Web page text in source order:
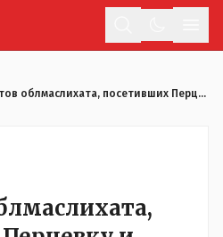
Депутатов облмаслихата, посетивших Перцевку и Качар, озадачило неэффективное использование бюджета